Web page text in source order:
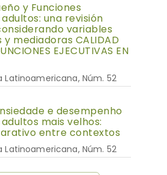
y Funciones
una revisión
variables
mediadoras CALIDAD
EJECUTIVAS EN
Latinoamericana, Núm. 52
e desempenho
mais velhos:
entre contextos
Latinoamericana, Núm. 52